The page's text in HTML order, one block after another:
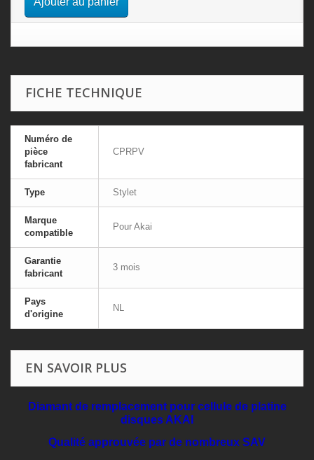
FICHE TECHNIQUE
Numéro de
pièce
fabricant
CPRPV
Type Stylet
Marque
compatible
Pour Akai
Garantie
fabricant
3 mois
Pays
d'origine
NL
EN SAVOIR PLUS
Diamant de remplacement pour cellule de platine
disques AKAI
Qualité approuvée par de nombreux SAV